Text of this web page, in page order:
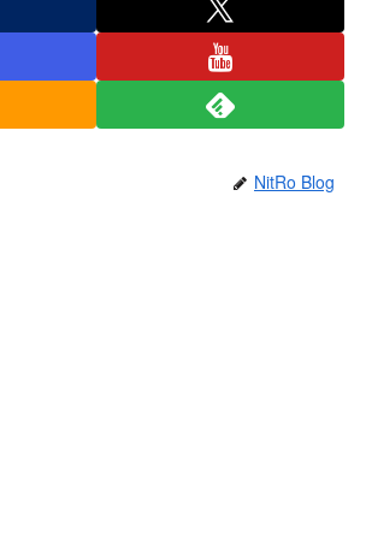
NitRo Blog